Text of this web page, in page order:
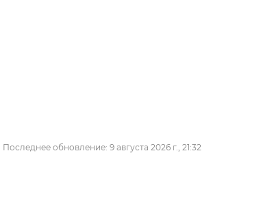
Последнее обновление: 9 августа 2026 г., 21:32